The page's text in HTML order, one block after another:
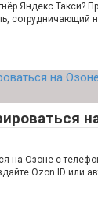
Яндекс.Такси?
сотрудничающий
на Озоне с
Ozon ID или